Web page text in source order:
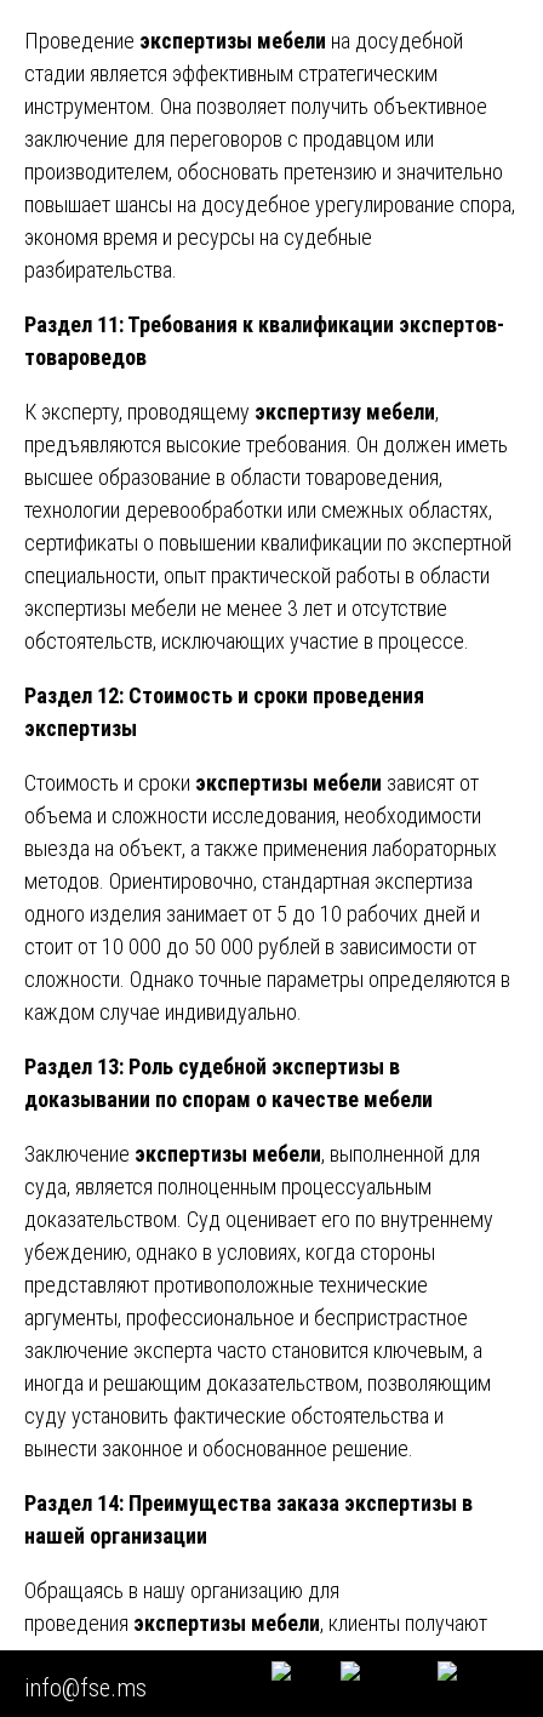
Проведение экспертизы мебели на досудебной
стадии является эффективным стратегическим
инструментом. Она позволяет получить объективное
заключение для переговоров с продавцом или
производителем, обосновать претензию и значительно
повышает шансы на досудебное урегулирование спора,
экономя время и ресурсы на судебные
разбирательства.
Раздел 11: Требования к квалификации экспертов-
товароведов
К эксперту, проводящему экспертизу мебели,
предъявляются высокие требования. Он должен иметь
высшее образование в области товароведения,
технологии деревообработки или смежных областях,
сертификаты о повышении квалификации по экспертной
специальности, опыт практической работы в области
экспертизы мебели не менее 3 лет и отсутствие
обстоятельств, исключающих участие в процессе.
Раздел 12: Стоимость и сроки проведения
экспертизы
Стоимость и сроки экспертизы мебели зависят от
объема и сложности исследования, необходимости
выезда на объект, а также применения лабораторных
методов. Ориентировочно, стандартная экспертиза
одного изделия занимает от 5 до 10 рабочих дней и
стоит от 10 000 до 50 000 рублей в зависимости от
сложности. Однако точные параметры определяются в
каждом случае индивидуально.
Раздел 13: Роль судебной экспертизы в
доказывании по спорам о качестве мебели
Заключение экспертизы мебели, выполненной для
суда, является полноценным процессуальным
доказательством. Суд оценивает его по внутреннему
убеждению, однако в условиях, когда стороны
представляют противоположные технические
аргументы, профессиональное и беспристрастное
заключение эксперта часто становится ключевым, а
иногда и решающим доказательством, позволяющим
суду установить фактические обстоятельства и
вынести законное и обоснованное решение.
Раздел 14: Преимущества заказа экспертизы в
нашей организации
Обращаясь в нашу организацию для
проведения экспертизы мебели, клиенты получают
ряд существенных преимуществ:
Процессуальная безупречность.
info@fse.ms